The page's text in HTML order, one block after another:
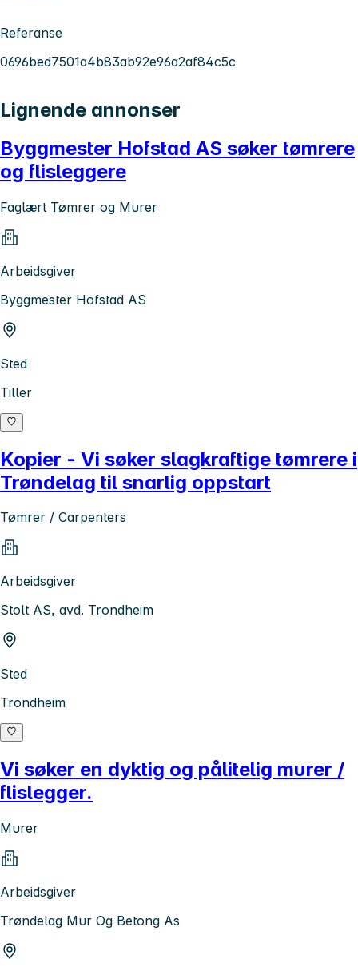
Referanse
0696bed7501a4b83ab92e96a2af84c5c
Lignende annonser
Byggmester Hofstad AS søker tømrere
og flisleggere
Faglært Tømrer og Murer
Arbeidsgiver
Byggmester Hofstad AS
Sted
Tiller
Kopier - Vi søker slagkraftige tømrere i
Trøndelag til snarlig oppstart
Tømrer / Carpenters
Arbeidsgiver
Stolt AS, avd. Trondheim
Sted
Trondheim
Vi søker en dyktig og pålitelig murer /
flislegger.
Murer
Arbeidsgiver
Trøndelag Mur Og Betong As